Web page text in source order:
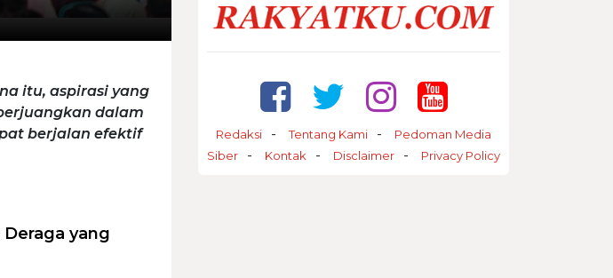
itu, aspirasi yang
dalam
berjalan efektif
yang
Redaksi Tentang Kami
Pedoman Media
Siber
Kontak Disclaimer Privacy Policy